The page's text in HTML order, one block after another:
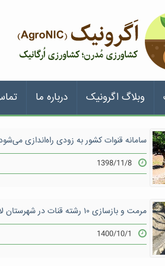
وبلاگ اگرونیک درباره ما
سامانه قنوات کشور به زودی راه‌اندازی می‌شود
1398/11/8
مرمت و بازسازی ١٠ رشته قنات در شهرستان لاشار
1400/10/1